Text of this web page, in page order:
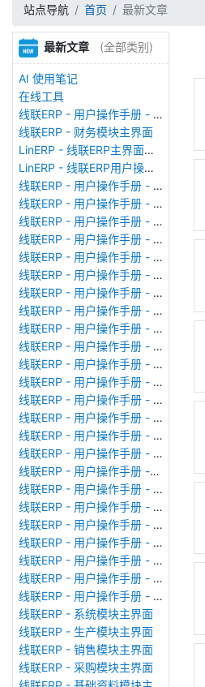
站点导航 首页 最新文章
最新文章 (全部类别)
AI 使用笔记
在线工具
线联ERP - 用户操作手册 - 存货期初
线联ERP - 财务模块主界面
LinERP - 线联ERP主界面（HOME）
LinERP - 线联ERP用户操作手册 - 系统登陆
线联ERP - 用户操作手册 - 查看在线用户
线联ERP - 用户操作手册 - 数据备份
线联ERP - 用户操作手册 - 工厂管理
线联ERP - 用户操作手册 - 帐套管理
线联ERP - 用户操作手册 - 语种设置
线联ERP - 用户操作手册 - 国际化多语言
线联ERP - 用户操作手册 - 报表管理
线联ERP - 用户操作手册 - 字段名管理
线联ERP - 用户操作手册 - 模块管理
线联ERP - 用户操作手册 - 广播消息
线联ERP - 用户操作手册 - 审计日志
线联ERP - 用户操作手册 - 公司资料设置
线联ERP - 用户操作手册 - 系统参数设置
线联ERP - 用户操作手册 - 单据类型
线联ERP - 用户操作手册 - 号码规则
线联ERP - 用户操作手册 - 功能菜单
线联ERP - 用户操作手册 -分配临时角色
线联ERP - 用户操作手册 - 组织架构
线联ERP - 用户操作手册 - 用户管理
线联ERP - 用户操作手册 - 角色/岗位管理
线联ERP - 用户操作手册 - 暂估入库明细表
线联ERP - 用户操作手册 - 物料收发明细表
线联ERP - 用户操作手册 - 即时库存余额表
线联ERP - 用户操作手册 - 库存账龄分析表
线联ERP - 系统模块主界面
线联ERP - 生产模块主界面
线联ERP - 销售模块主界面
线联ERP - 采购模块主界面